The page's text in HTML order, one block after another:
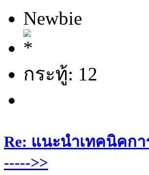
Newbie
กระทู้: 12
Re: แนะนำเทคนิคก
----->>